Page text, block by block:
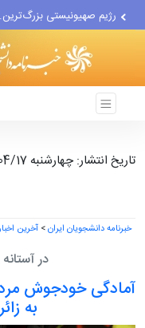
رژیم صهیونیستی
دور جدید مذاکرات با
تاریخ انتشار: چهارشنبه 1405/04/17 - 17:25
خبرنامه دانشجویان ایران> آخرین
در
آمادگی خودجوش
به